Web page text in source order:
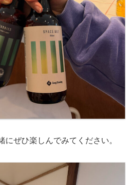
にぜひ楽しんでみてください。